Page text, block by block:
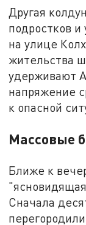
Другая
подростков и
на улице
жительства
удерживают
напряжение
к опасной
Массовые
Ближе к
Сначала